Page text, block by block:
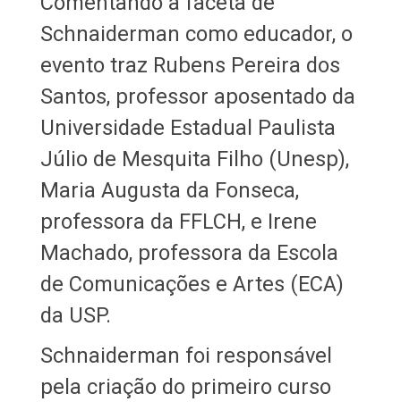
Schnaiderman como educador, o
evento traz Rubens Pereira dos
Santos, professor aposentado da
Universidade Estadual Paulista
Júlio de Mesquita Filho (Unesp),
Maria Augusta da Fonseca,
professora da FFLCH, e Irene
Machado, professora da Escola
de Comunicações e Artes (ECA)
da USP.
Schnaiderman foi responsável
pela criação do primeiro curso